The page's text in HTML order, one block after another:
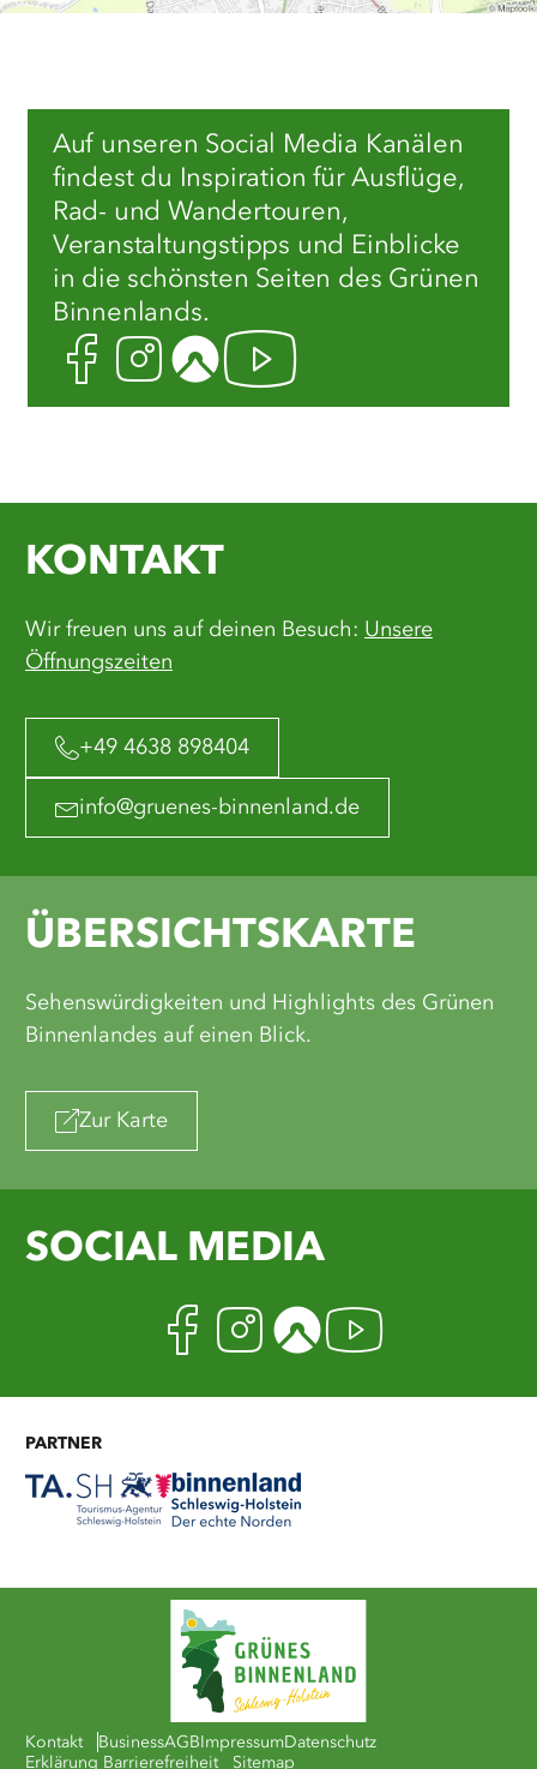
Auf unseren Social Media Kanälen
findest du Inspiration für Ausflüge,
Rad- und Wandertouren,
Veranstaltungstipps und Einblicke
in die schönsten Seiten des Grünen
Binnenlands.
FacebookInstagram
KomootYoutube
KONTAKT
Wir freuen uns auf deinen Besuch: Unsere
Öffnungszeiten
+49 4638 898404
info@gruenes-binnenland.de
ÜBERSICHTSKARTE
Sehenswürdigkeiten und Highlights des Grünen
Binnenlandes auf einen Blick.
Zur Karte
SOCIAL MEDIA
Facebook
Instagram
Komoot
PARTNER
Kontakt BusinessAGB ImpressumDatenschutz
Erklärung Barrierefreiheit
Sitemap